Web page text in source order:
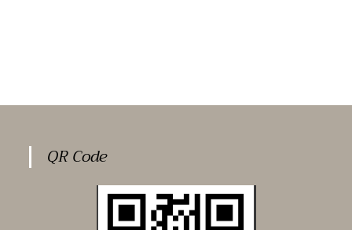
QR Code